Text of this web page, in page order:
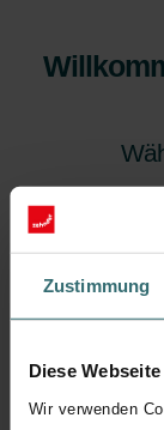
Zustimmung
Diese
Wir verwenden